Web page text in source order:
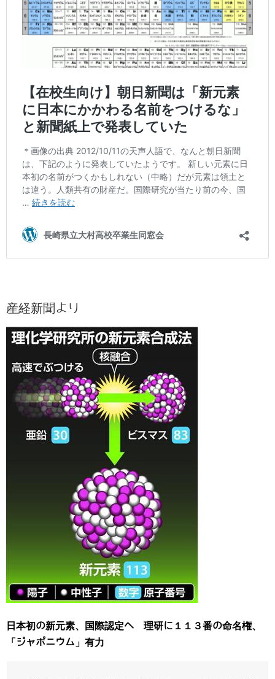
産経新聞より
日本初の新元素、国際認定へ 理研に１１３番の命名権、
「ジャポニウム」有力